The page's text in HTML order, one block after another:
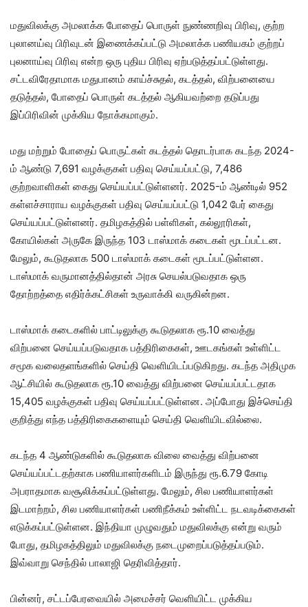
மதுவிலக்கு அமலாக்க போதைப் பொருள் நுண்ணறிவு பிரிவு, குற்ற
புலானய்வு பிரிவுடன் இணைக்கப்பட்டு அமலாக்க பணியகம் குற்றப்
புலனாய்வு பிரிவு என்ற ஒரு புதிய பிரிவு ஏற்படுத்தப்பட்டுள்ளது.
சட்டவிரேதாமாக மதுபானம் காய்ச்சுதல், கடத்தல், விற்பனையை
தடுத்தல், போதைப் பொருள் கடத்தல் ஆகியவற்றை தடுப்பது
இப்பிரிவின் முக்கிய நோக்கமாகும்.
மது மற்றும் போதைப் பொருட்கள் கடத்தல் தொடர்பாக கடந்த 2024-
ம் ஆண்டு 7,691 வழக்குகள் பதிவு செய்யப்பட்டு, 7,486
குற்றவாளிகள் கைது செய்யப்பட்டுள்ளனர். 2025-ம் ஆண்டில் 952
கள்ளச்சாராய வழக்குகள் பதிவு செய்யப்பட்டு 1,042 பேர் கைது
செய்யப்பட்டுள்ளனர். தமிழகத்தில் பள்ளிகள், கல்லூரிகள்,
கோயில்கள் அருகே இருந்த 103 டாஸ்மாக் கடைகள் மூடப்பட்டன.
மேலும், கூடுதலாக 500 டாஸ்மாக் கடைகள் மூடப்பட்டுள்ளன.
டாஸ்மாக் வருமானத்தில்தான் அரசு செயல்படுவதாக ஒரு
தோற்றத்தை எதிர்க்கட்சிகள் உருவாக்கி வருகின்றன.
டாஸ்மாக் கடைகளில் பாட்டிலுக்கு கூடுதலாக ரூ.10 வைத்து
விற்பனை செய்யப்படுவதாக பத்திரிகைகள், ஊடகங்கள் உள்ளிட்ட
சமூக வலைதளங்களில் செய்தி வெளியிடப்படுகிறது. கடந்த அதிமுக
ஆட்சியில் கூடுதலாக ரூ.10 வைத்து விற்பனை செய்யப்பட்டதாக
15,405 வழக்குகள் பதிவு செய்யப்பட்டுள்ளன. அப்போது இச்செய்தி
குறித்து எந்த பத்திரிகைகளையும் செய்தி வெளியிடவில்லை.
கடந்த 4 ஆண்டுகளில் கூடுதலாக விலை வைத்து விற்பனை
செய்யப்பட்டதற்காக பணியாளர்களிடம் இருந்து ரூ.6.79 கோடி
அபராதமாக வசூலிக்கப்பட்டுள்ளது. மேலும், சில பணியாளர்கள்
இடமாற்றம், சில பணியாளர்கள் பணிநீக்கம் உள்ளிட்ட நடவடிக்கைகள்
எடுக்கப்பட்டுள்ளன. இந்தியா முழுவதும் மதுவிலக்கு என்று வரும்
போது, தமிழகத்திலும் மதுவிலக்கு நடைமுறைப்படுத்தப்படும்.
இவ்வாறு செந்தில் பாலாஜி தெரிவித்தார்.
பின்னர், சட்டப்பேரவையில் அமைச்சர் வெளியிட்ட முக்கிய